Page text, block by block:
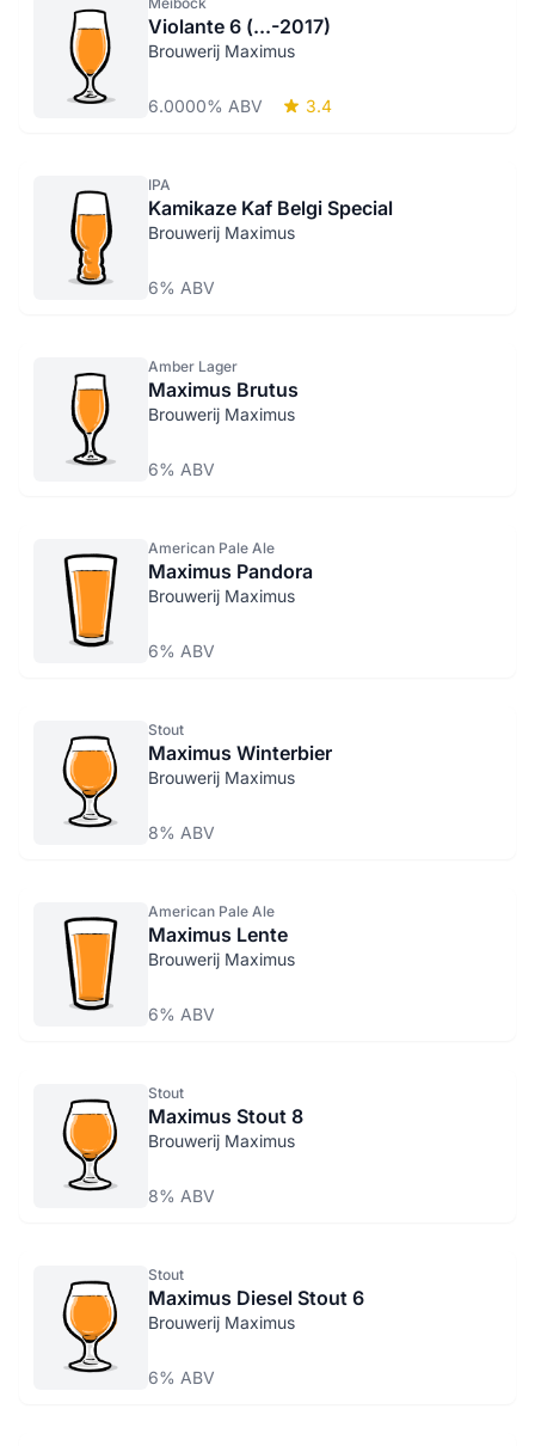
Violante 6 (...-2017)
Brouwerij Maximus
6.0000% ABV 3.4
IPA
Kamikaze Kaf Belgi Special
Brouwerij Maximus
6% ABV
Amber Lager
Maximus Brutus
Brouwerij Maximus
6% ABV
American Pale Ale
Maximus Pandora
Brouwerij Maximus
6% ABV
Stout
Maximus Winterbier
Brouwerij Maximus
8% ABV
American Pale Ale
Maximus Lente
Brouwerij Maximus
6% ABV
Stout
Maximus Stout 8
Brouwerij Maximus
8% ABV
Stout
Maximus Diesel Stout 6
Brouwerij Maximus
6% ABV